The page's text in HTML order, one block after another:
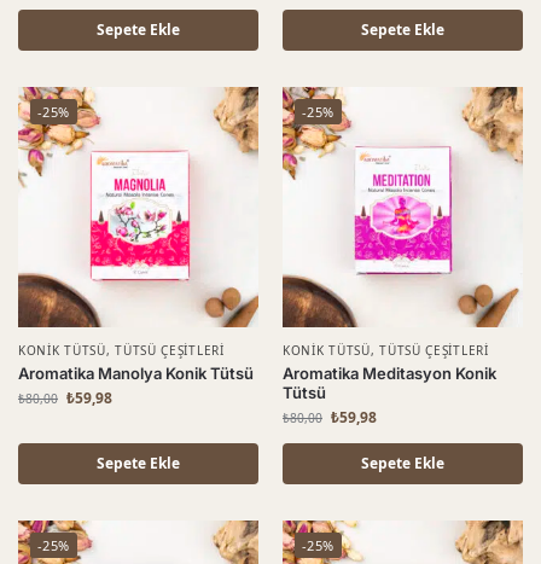
Sepete Ekle Sepete Ekle
-25%
KONIK TÜTSÜ,TÜTSÜ ÇEŞITLERI
Aromatika Manolya Konik Tütsü
₺80,00 ₺59,98
Sepete Ekle
-25%
KONIK TÜTSÜ,TÜTSÜ ÇEŞITLERI
Aromatika Meditasyon Konik
Tütsü
₺80,00 ₺59,98
Sepete Ekle
-25% -25%